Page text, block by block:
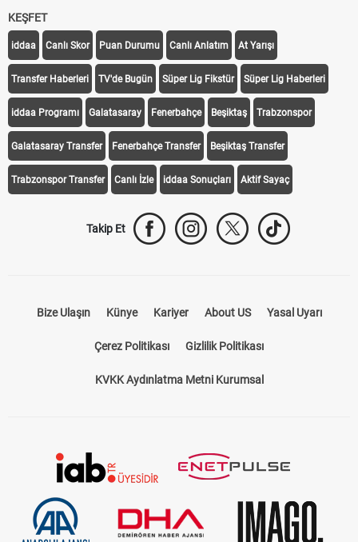
KEŞFET
iddaa Canlı Skor Puan Durumu Canlı Anlatım At Yarışı
Transfer Haberleri TV'de Bugün Süper Lig Fikstür Süper Lig Haberleri
iddaa Programı Galatasaray Fenerbahçe Beşiktaş Trabzonspor
Galatasaray Transfer Fenerbahçe Transfer Beşiktaş Transfer
Trabzonspor Transfer Canlı İzle iddaa Sonuçları Aktif Sayaç
Takip Et
Bize Ulaşın Künye Kariyer About US Yasal Uyarı
Çerez Politikası Gizlilik Politikası
KVKK Aydınlatma Metni Kurumsal